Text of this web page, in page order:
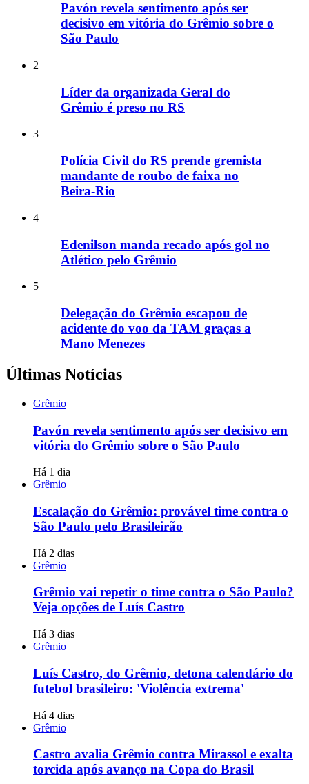
Pavón revela sentimento após ser
decisivo em vitória do Grêmio sobre o
São Paulo
2
Líder da organizada Geral do
Grêmio é preso no RS
3
Polícia Civil do RS prende gremista
mandante de roubo de faixa no
Beira-Rio
4
Edenilson manda recado após gol no
Atlético pelo Grêmio
5
Delegação do Grêmio escapou de
acidente do voo da TAM graças a
Mano Menezes
Últimas Notícias
Grêmio
Pavón revela sentimento após ser decisivo em
vitória do Grêmio sobre o São Paulo
Há 1 dia
Grêmio
Escalação do Grêmio: provável time contra o
São Paulo pelo Brasileirão
Há 2 dias
Grêmio
Grêmio vai repetir o time contra o São Paulo?
Veja opções de Luís Castro
Há 3 dias
Grêmio
Luís Castro, do Grêmio, detona calendário do
futebol brasileiro: 'Violência extrema'
Há 4 dias
Grêmio
Castro avalia Grêmio contra Mirassol e exalta
torcida após avanço na Copa do Brasil